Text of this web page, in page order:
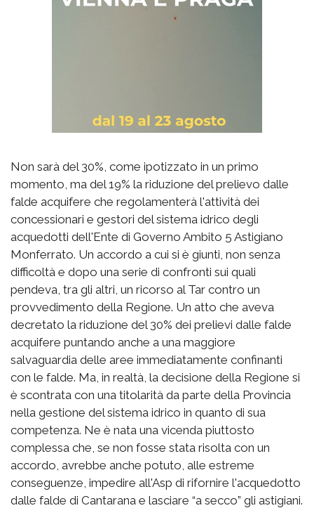
Non sarà del 30%, come ipotizzato in un primo
momento, ma del 19% la riduzione del prelievo dalle
falde acquifere che regolamenterà l'attività dei
concessionari e gestori del sistema idrico degli
acquedotti dell'Ente di Governo Ambito 5 Astigiano
Monferrato. Un accordo a cui si è giunti, non senza
difficoltà e dopo una serie di confronti sui quali
pendeva, tra gli altri, un ricorso al Tar contro un
provvedimento della Regione. Un atto che aveva
decretato la riduzione del 30% dei prelievi dalle falde
acquifere puntando anche a una maggiore
salvaguardia delle aree immediatamente confinanti
con le falde. Ma, in realtà, la decisione della Regione si
è scontrata con una titolarità da parte della Provincia
nella gestione del sistema idrico in quanto di sua
competenza. Ne è nata una vicenda piuttosto
complessa che, se non fosse stata risolta con un
accordo, avrebbe anche potuto, alle estreme
conseguenze, impedire all'Asp di rifornire l'acquedotto
dalle falde di Cantarana e lasciare “a secco” gli astigiani.